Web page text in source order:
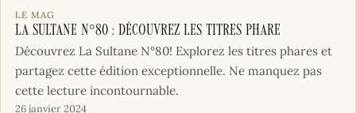
LE MAG
La Sultane N°80 : Découvrez les titres phare
Découvrez La Sultane N°80! Explorez les titres phares et
partagez cette édition exceptionnelle. Ne manquez pas
cette lecture incontournable.
26 janvier 2024